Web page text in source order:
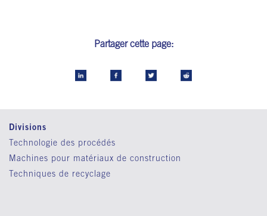
Partager cette page:
Divisions
Technologie des procédés
Machines pour matériaux de construction
Techniques de recyclage